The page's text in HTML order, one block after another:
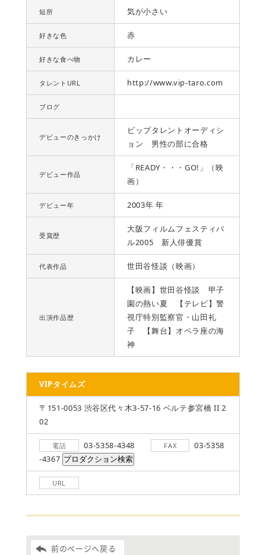
短所 気が小さい
好きな色 赤
好きな食べ物 カレー
タレントURL http://www.vip-taro.com
ブログ
デビューのきっかけ
ビップタレントオーディシ
ョン 男性の部に合格
デビュー作品
「READY・・・GO!」（映
画）
デビュー年 2003年 年
受賞歴
大阪フィルムフェスティバ
ル2005 新人俳優賞
代表作品 世田谷怪談（映画）
出演作品歴
【映画】世田谷怪談 甲子
園の熱い夏 【テレビ】警
視庁特別監察官・山田礼
子 【舞台】オペラ座の海
神
VIPタイムズ
〒151-0053 渋谷区代々木3-57-16 ベルテ参宮橋 II 2
02
電話 03-5358-4348 FAX
03-5358
-4367
URL
前のページへ戻る